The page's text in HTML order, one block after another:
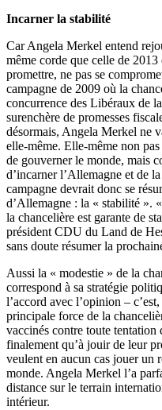
Incarner la stabilité
Car Angela Merkel entend
même corde que celle de
promettre, ne pas se
campagne de 2009 où la
concurrence des Libéraux de
surenchère de promesses
désormais, Angela Merkel ne
elle-même. Elle-même non
de gouverner le monde, mais
d’incarner l’Allemagne et de
campagne devrait donc se
d’Allemagne : la « stabilité ».
la chancelière est garante de
président CDU du Land de
sans doute résumer la
Aussi la « modestie » de la
correspond à sa stratégie
l’accord avec l’opinion –
principale force de la
vaccinés contre toute tentation
finalement qu’à jouir de leur
veulent en aucun cas jouer un
monde. Angela Merkel l’a
distance sur le terrain
intérieur.